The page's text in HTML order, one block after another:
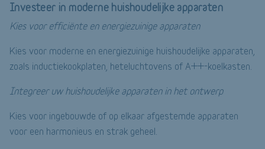
Investeer in moderne huishoudelijke apparaten
Kies voor efficiënte en energiezuinige apparaten
Kies voor moderne en energiezuinige huishoudelijke apparaten,
zoals inductiekookplaten, heteluchtovens of A++-koelkasten.
Integreer uw huishoudelijke apparaten in het ontwerp
Kies voor ingebouwde of op elkaar afgestemde apparaten
voor een harmonieus en strak geheel.